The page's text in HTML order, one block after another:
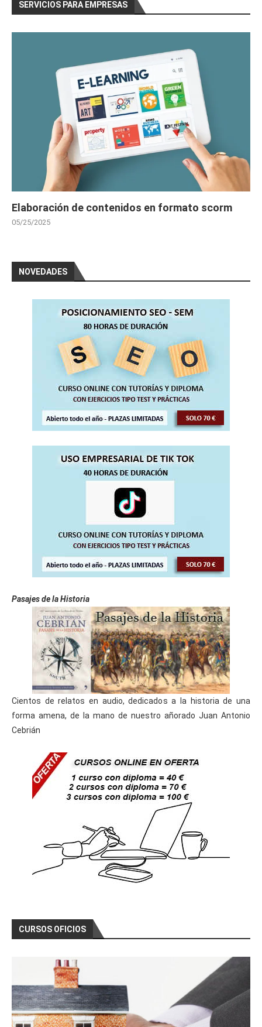
SERVICIOS PARA EMPRESAS
Elaboración de contenidos en formato scorm
05/25/2025
NOVEDADES
Pasajes de la Historia
Cientos de relatos en audio, dedicados a la historia de una
forma amena, de la mano de nuestro añorado Juan Antonio
Cebrián
CURSOS OFICIOS